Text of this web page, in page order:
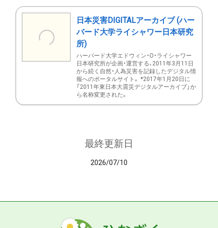
日本災害DIGITALアーカイブ (ハー
バード大学ライシャワー日本研究
所)
ハーバード大学エドウィン・O・ライシャワー
日本研究所が企画・運営する、2011年3月11日
から続く自然・人為災害を記録したデジタル情
報へのポータルサイト。 *2017年1月20日に
「2011年東日本大震災デジタルアーカイブ」か
ら名称変更された。
最終更新日
2026/07/10